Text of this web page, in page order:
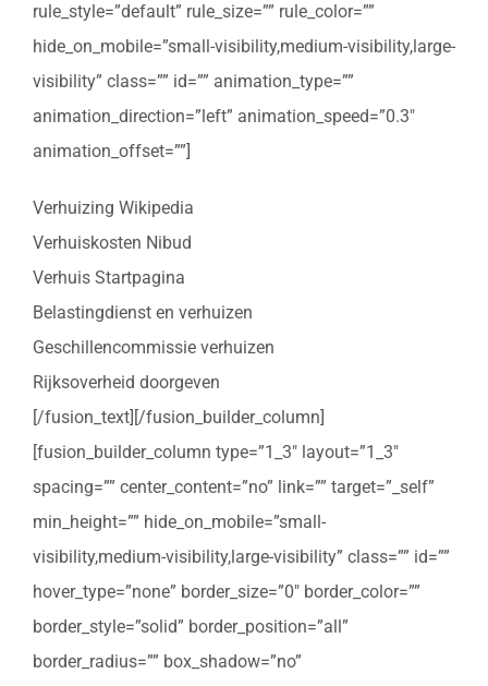
rule_style=”default” rule_size=”” rule_color=””
hide_on_mobile=”small-visibility,medium-visibility,large-
visibility” class=”” id=”” animation_type=””
animation_direction=”left” animation_speed=”0.3″
animation_offset=””]
Verhuizing Wikipedia
Verhuiskosten Nibud
Verhuis Startpagina
Belastingdienst en verhuizen
Geschillencommissie verhuizen
Rijksoverheid doorgeven
[/fusion_text][/fusion_builder_column]
[fusion_builder_column type=”1_3″ layout=”1_3″
spacing=”” center_content=”no” link=”” target=”_self”
min_height=”” hide_on_mobile=”small-
visibility,medium-visibility,large-visibility” class=”” id=””
hover_type=”none” border_size=”0″ border_color=””
border_style=”solid” border_position=”all”
border_radius=”” box_shadow=”no”